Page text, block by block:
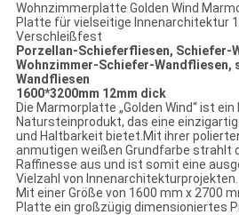
Wohnzimmerplatte Golden Wind
Platte für vielseitige Innenarchitektur
Verschleißfest
Porzellan-Schieferfliesen, Schiefer-
Wohnzimmer-Schiefer-
Wandfliesen
1600*3200mm 12mm dick
Die Marmorplatte „Golden Wind“ ist
Natursteinprodukt, das eine
und Haltbarkeit bietet.Mit ihrer
anmutigen weißen Grundfarbe strahlt
Raffinesse aus und ist somit eine
Vielzahl von Innenarchitekturprojekten.
Mit einer Größe von 1600 mm x 2700
Platte ein großzügig dimensioniertes